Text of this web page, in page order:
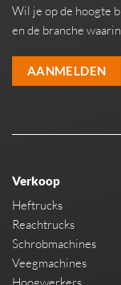
Wil je op de hoogte
en de branche
AANMELDEN
Verkoop
Heftrucks
Reachtrucks
Schrobmachines
Veegmachines